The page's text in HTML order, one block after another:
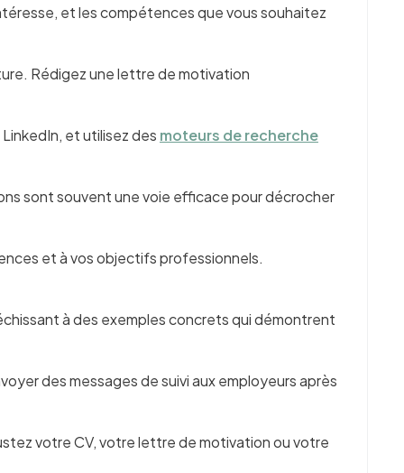
et les compétences que vous souhaitez
Rédigez une lettre de motivation
et utilisez des moteurs de recherche
sont souvent une voie efficace pour décrocher
et à vos objectifs professionnels.
à des exemples concrets qui démontrent
des messages de suivi aux employeurs après
votre CV, votre lettre de motivation ou votre